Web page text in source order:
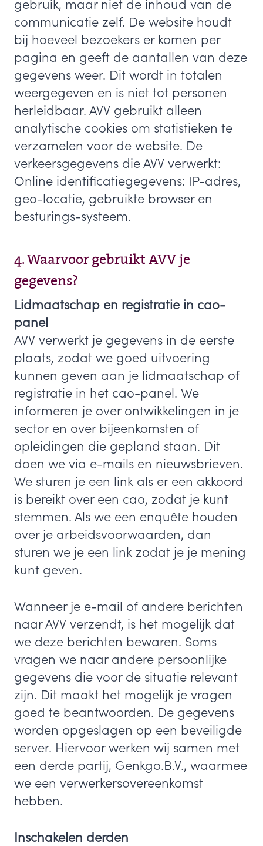
gebruik, maar niet de inhoud van de
communicatie zelf. De website houdt
bij hoeveel bezoekers er komen per
pagina en geeft de aantallen van deze
gegevens weer. Dit wordt in totalen
weergegeven en is niet tot personen
herleidbaar. AVV gebruikt alleen
analytische cookies om statistieken te
verzamelen voor de website. De
verkeersgegevens die AVV verwerkt:
Online identificatiegegevens: IP-adres,
geo-locatie, gebruikte browser en
besturings-systeem.
4. Waarvoor gebruikt AVV je
gegevens?
Lidmaatschap en registratie in cao-
panel
AVV verwerkt je gegevens in de eerste
plaats, zodat we goed uitvoering
kunnen geven aan je lidmaatschap of
registratie in het cao-panel. We
informeren je over ontwikkelingen in je
sector en over bijeenkomsten of
opleidingen die gepland staan. Dit
doen we via e-mails en nieuwsbrieven.
We sturen je een link als er een akkoord
is bereikt over een cao, zodat je kunt
stemmen. Als we een enquête houden
over je arbeidsvoorwaarden, dan
sturen we je een link zodat je je mening
kunt geven.
Wanneer je e-mail of andere berichten
naar AVV verzendt, is het mogelijk dat
we deze berichten bewaren. Soms
vragen we naar andere persoonlijke
gegevens die voor de situatie relevant
zijn. Dit maakt het mogelijk je vragen
goed te beantwoorden. De gegevens
worden opgeslagen op een beveiligde
server. Hiervoor werken wij samen met
een derde partij, Genkgo.B.V., waarmee
we een verwerkersovereenkomst
hebben.
Inschakelen derden